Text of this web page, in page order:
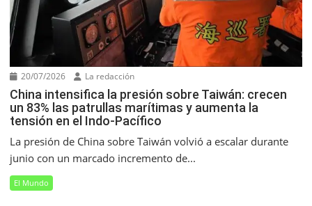
20/07/2026 La redacción
China intensifica la presión sobre Taiwán: crecen
un 83% las patrullas marítimas y aumenta la
tensión en el Indo-Pacífico
La presión de China sobre Taiwán volvió a escalar durante
junio con un marcado incremento de...
El Mundo